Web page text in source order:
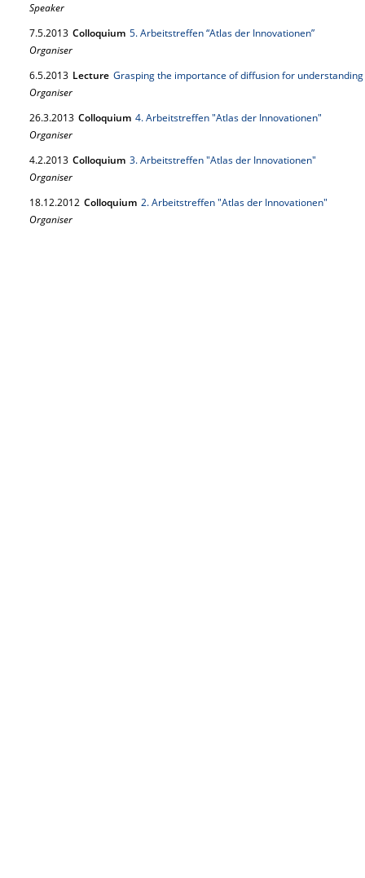
Speaker
7.5.2013 Colloquium 5. Arbeitstreffen “Atlas der Innovationen”
Organiser
6.5.2013 Lecture Grasping the importance of diffusion for
Organiser
26.3.2013 Colloquium 4. Arbeitstreffen "Atlas der Innovationen"
Organiser
4.2.2013 Colloquium 3. Arbeitstreffen "Atlas der Innovationen"
Organiser
18.12.2012 Colloquium 2. Arbeitstreffen "Atlas der Innovationen"
Organiser